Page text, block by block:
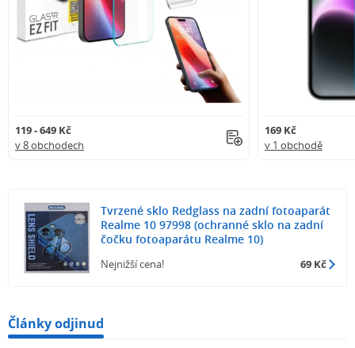
119 - 649 Kč
v 8 obchodech
169 Kč
v 1 obchodě
Tvrzené sklo Redglass na zadní fotoaparát
Realme 10 97998 (ochranné sklo na zadní
čočku fotoaparátu Realme 10)
Nejnižší cena! 69 Kč
Články odjinud